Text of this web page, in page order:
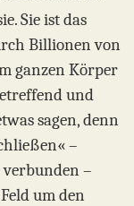
Sie ist das
Billionen von
ganzen Körper
und
sagen, denn
–
–
um den